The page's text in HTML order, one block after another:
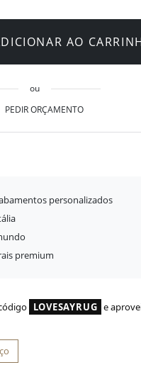
AO
ou
PEDIR ORÇAMENTO
personalizados
premium
LOVESAYRUG e